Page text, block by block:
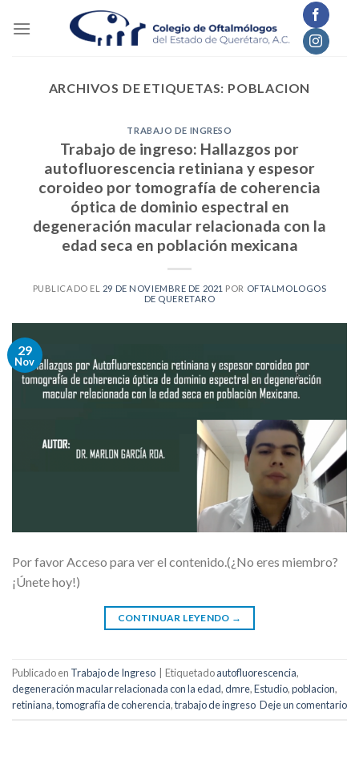
ARCHIVOS DE ETIQUETAS: POBLACION
TRABAJO DE INGRESO
Trabajo de ingreso: Hallazgos por
autofluorescencia retiniana y espesor
coroideo por tomografía de coherencia
óptica de dominio espectral en
degeneración macular relacionada con la
edad seca en población mexicana
PUBLICADO EL 29 DE NOVIEMBRE DE 2021 POR OFTALMOLOGOS
DE QUERETARO
29
Nov
Por favor Acceso para ver el contenido.(¿No eres miembro?
¡Únete hoy!)
CONTINUAR LEYENDO →
Publicado en Trabajo de Ingreso Etiquetadoautofluorescencia,
degeneración macular relacionada con la edad,dmre,Estudio,poblacion,
retiniana,tomografía de coherencia,trabajo de ingreso Deje un comentario